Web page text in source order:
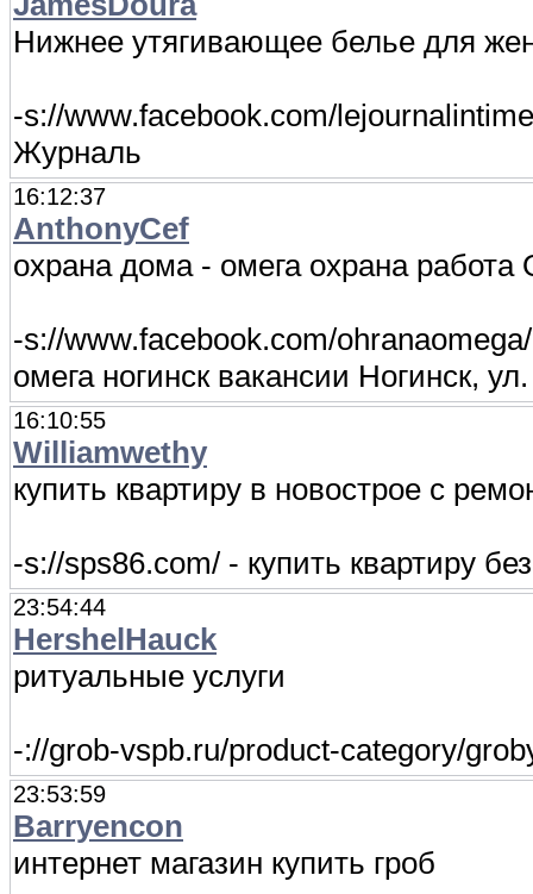
Нижнее утягивающее белье для
-s://www.facebook.com/
Журналь
16:12:37
AnthonyCef
охрана дома - омега охрана работа
-s://www.facebook.com/
омега ногинск вакансии Ногинск,
16:10:55
Williamwethy
купить квартиру в новострое с
-s://sps86.com/ - купить квартиру
23:54:44
HershelHauck
ритуальные услуги
-://grob-vspb.ru/product-category/
23:53:59
Barryencon
интернет магазин купить гроб